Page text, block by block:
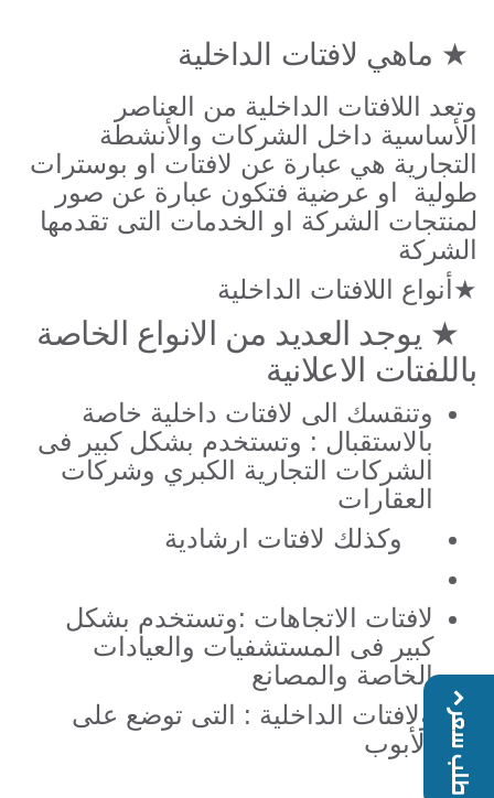
★ ماهي لافتات الداخلية
وتعد اللافتات الداخلية من العناصر
الأساسية داخل الشركات والأنشطة
التجارية هي عبارة عن لافتات او بوسترات
طولية او عرضية فتكون عبارة عن صور
لمنتجات الشركة او الخدمات التى تقدمها
الشركة
★أنواع اللافتات الداخلية
★ يوجد العديد من الانواع الخاصة
باللفتات الاعلانية
وتنقسك الى لافتات داخلية خاصة
بالاستقبال : وتستخدم بشكل كبير فى
الشركات التجارية الكبري وشركات
العقارات
وكذلك لافتات ارشادية
لافتات الاتجاهات :وتستخدم بشكل
كبير فى المستشفيات والعيادات
الخاصة والمصانع
ولافتات الداخلية : التى توضع على
الأبوب
طلب سعر